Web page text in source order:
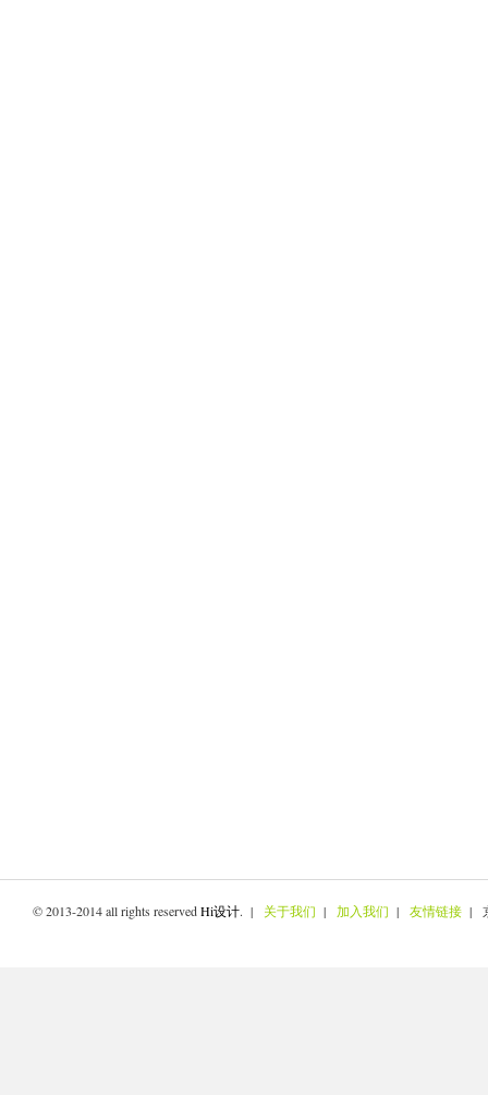
© 2013-2014 all rights reservedHi设计. | 关于我们 | 加入我们 | 友情链接 |